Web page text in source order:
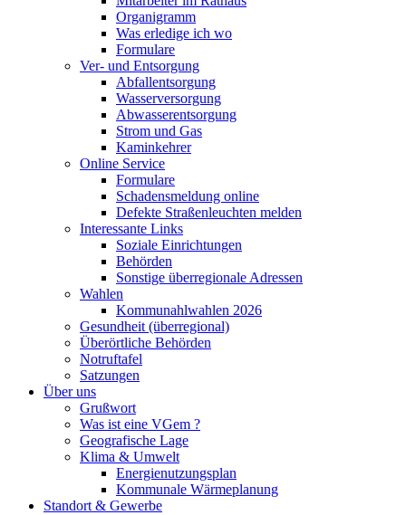
Organigramm
Was erledige ich wo
Formulare
Ver- und Entsorgung
Abfallentsorgung
Wasserversorgung
Abwasserentsorgung
Strom und Gas
Kaminkehrer
Online Service
Formulare
Schadensmeldung online
Defekte Straßenleuchten melden
Interessante Links
Soziale Einrichtungen
Behörden
Sonstige überregionale Adressen
Wahlen
Kommunahlwahlen 2026
Gesundheit (überregional)
Überörtliche Behörden
Notruftafel
Satzungen
Über uns
Grußwort
Was ist eine VGem ?
Geografische Lage
Klima & Umwelt
Energienutzungsplan
Kommunale Wärmeplanung
Standort & Gewerbe